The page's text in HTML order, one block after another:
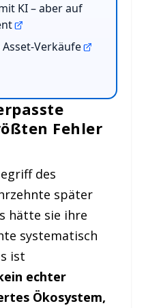
KI – aber auf
Asset-Verkäufe
Fehler
des
später
hätte sie ihre
systematisch
ist
echter
Ökosystem,